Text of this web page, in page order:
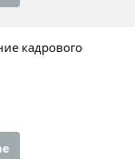
кадрового